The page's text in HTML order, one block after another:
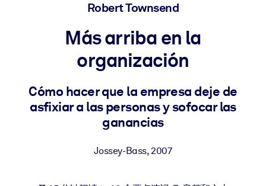
将简短且经过验证的知识引入您的 LMS/LXP，以获得更强的学习效
果。
面向企业图书馆
用值得信赖且即插即用的商业知识丰富您的企业图书馆。
面向人工智能系统
Robert Townsend
Más arriba en la
organización
Cómo hacer que la empresa deje de
asfixiar a las personas y sofocar las
ganancias
Jossey-Bass,2007